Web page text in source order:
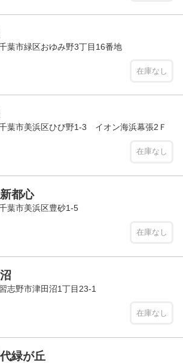
葉市緑区おゆみ野3丁目16番地
在庫なし
葉市美浜区ひび野1-3 イオン海浜幕張2Ｆ
在庫なし
都心
葉市美浜区豊砂1-5
在庫なし
野市津田沼1丁目23-1
在庫なし
緑が丘